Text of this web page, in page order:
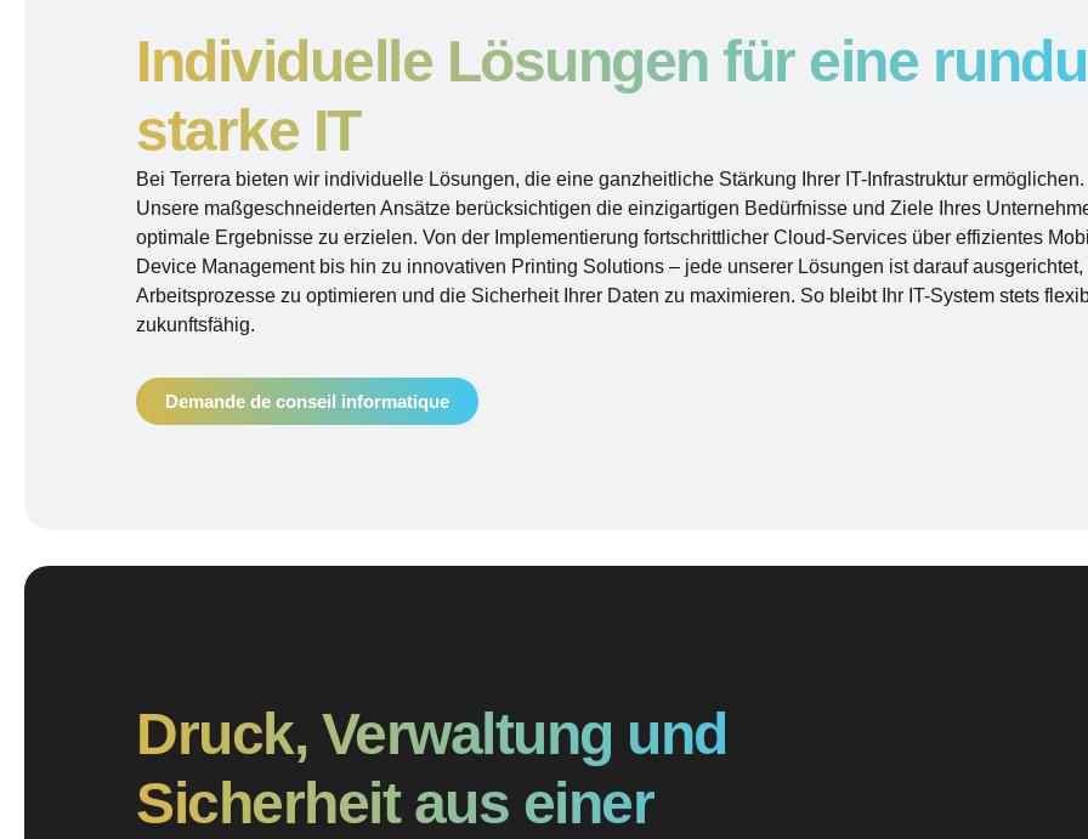
Individuelle Lösungen für eine
starke IT
Bei Terrera bieten wir individuelle Lösungen, die eine ganzheitliche Stärkung Ihrer IT-Infrastruktur ermöglichen.
Unsere maßgeschneiderten Ansätze berücksichtigen die einzigartigen Bedürfnisse und Ziele Ihres
optimale Ergebnisse zu erzielen. Von der Implementierung fortschrittlicher Cloud-Services über effizientes
Device Management bis hin zu innovativen Printing Solutions – jede unserer Lösungen ist darauf ausgerichtet,
Arbeitsprozesse zu optimieren und die Sicherheit Ihrer Daten zu maximieren. So bleibt Ihr IT-System stets
zukunftsfähig.
Demande de conseil informatique
Druck, Verwaltung und
Sicherheit aus einer